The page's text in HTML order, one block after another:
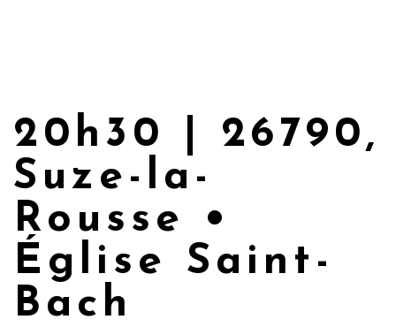
20h30 | 26790,
Suze-la-
Rousse •
Église Saint-
Bach